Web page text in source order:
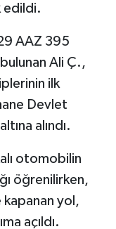
edildi.
AAZ 395
Ali Ç.,
ilk
Devlet
alındı.
otomobilin
öğrenilirken,
yol,
açıldı.